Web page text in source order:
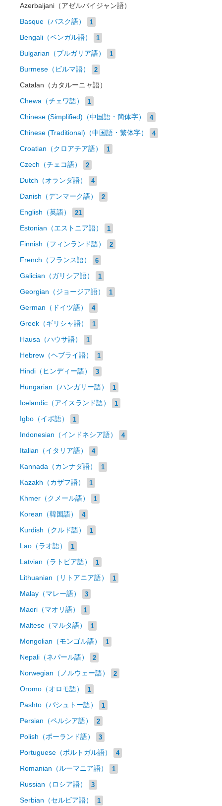
Azerbaijani（アゼルバイジャン語）
Basque（バスク語） 1
Bengali（ベンガル語） 1
Bulgarian（ブルガリア語） 1
Burmese（ビルマ語） 2
Catalan（カタルーニャ語）
Chewa（チェワ語） 1
Chinese (Simplified)（中国語・簡体字） 4
Chinese (Traditional)（中国語・繁体字） 4
Croatian（クロアチア語） 1
Czech（チェコ語） 2
Dutch（オランダ語） 4
Danish（デンマーク語） 2
English（英語） 21
Estonian（エストニア語） 1
Finnish（フィンランド語） 2
French（フランス語） 6
Galician（ガリシア語） 1
Georgian（ジョージア語） 1
German（ドイツ語） 4
Greek（ギリシャ語） 1
Hausa（ハウサ語） 1
Hebrew（ヘブライ語） 1
Hindi（ヒンディー語） 3
Hungarian（ハンガリー語） 1
Icelandic（アイスランド語） 1
Igbo（イボ語） 1
Indonesian（インドネシア語） 4
Italian（イタリア語） 4
Kannada（カンナダ語） 1
Kazakh（カザフ語） 1
Khmer（クメール語） 1
Korean（韓国語） 4
Kurdish（クルド語） 1
Lao（ラオ語） 1
Latvian（ラトビア語） 1
Lithuanian（リトアニア語） 1
Malay（マレー語） 3
Maori（マオリ語） 1
Maltese（マルタ語） 1
Mongolian（モンゴル語） 1
Nepali（ネパール語） 2
Norwegian（ノルウェー語） 2
Oromo（オロモ語） 1
Pashto（パシュトー語） 1
Persian（ペルシア語） 2
Polish（ポーランド語） 3
Portuguese（ポルトガル語） 4
Romanian（ルーマニア語） 1
Russian（ロシア語） 3
Serbian（セルビア語） 1